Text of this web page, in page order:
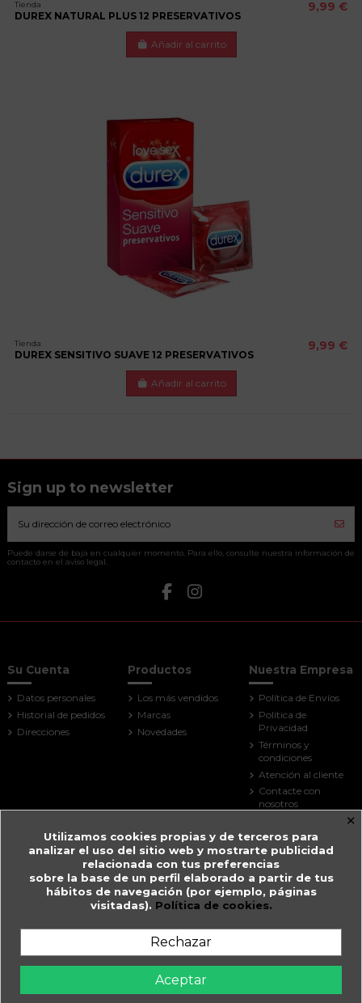
Tienda
DUREX NATURAL PLUS 12 PRESERVATIVOS
9,99 €
Añadir al carrito
Tienda
DUREX SENSITIVO SUAVE 12 PRESERVATIVOS
9,99 €
Añadir al carrito
Sign up to newsletter
Puede darse de baja en cualquier momento. Para ello, consulte nuestra información de
contacto en el aviso legal.
Su Cuenta
Datos personales
Historial de pedidos
Direcciones
Productos
Los más vendidos
Marcas
Novedades
Nuestra Empresa
Política de Envíos
Política de
Privacidad
Términos y
condiciones
Atención al cliente
Contacte con
nosotros
Tiendas
Farmacia Guitart
Prat de la Creu, 59
Andorra
+376 825 033
farmaciaguitart@andorra.ad
Farmàcia Guitart en Andorra la Vella.
×
Utilizamos cookies propias y de terceros para
analizar el uso del sitio web y mostrarte publicidad
relacionada con tus preferencias
sobre la base de un perfil elaborado a partir de tus
hábitos de navegación (por ejemplo, páginas
visitadas). Política de cookies.
Rechazar
Aceptar